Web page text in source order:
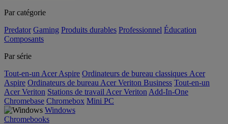
Par catégorie
Predator Gaming Produits durables Professionnel Éducation
Composants
Par série
Tout-en-un Acer Aspire Ordinateurs de bureau classiques Acer
Aspire Ordinateurs de bureau Acer Veriton Business Tout-en-un
Acer Veriton Stations de travail Acer Veriton Add-In-One
Chromebase Chromebox Mini PC
Windows
Chromebooks